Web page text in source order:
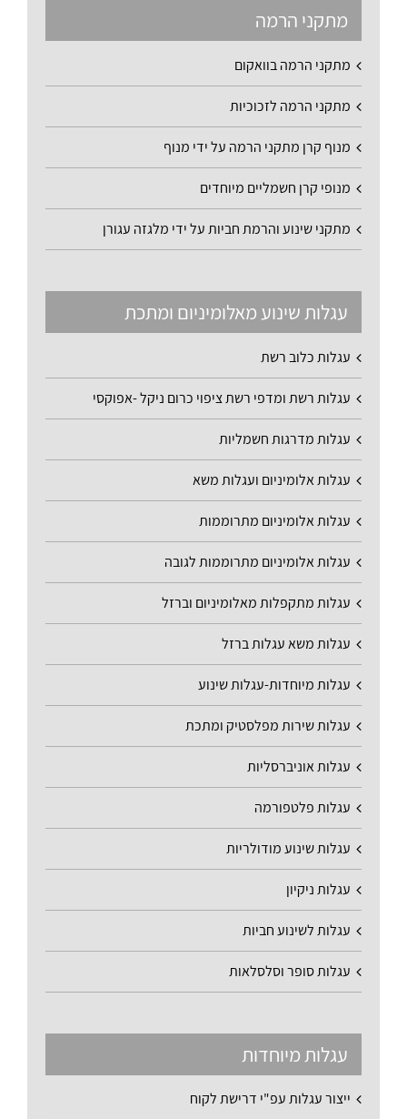
מתקני הרמה
מתקני הרמה בוואקום
מתקני הרמה לזכוכיות
מנוף קרן מתקני הרמה על ידי מנוף
מנופי קרן חשמליים מיוחדים
מתקני שינוע והרמת חביות על ידי מלגזה עגורן
עגלות שינוע מאלומיניום ומתכת
עגלות כלוב רשת
עגלות רשת ומדפי רשת ציפוי כרום ניקל -אפוקסי
עגלות מדרגות חשמליות
עגלות אלומיניום ועגלות משא
עגלות אלומיניום מתרוממות
עגלות אלומיניום מתרוממות לגובה
עגלות מתקפלות מאלומיניום וברזל
עגלות משא עגלות ברזל
עגלות מיוחדות-עגלות שינוע
עגלות שירות מפלסטיק ומתכת
עגלות אוניברסליות
עגלות פלטפורמה
עגלות שינוע מודולריות
עגלות ניקיון
עגלות לשינוע חביות
עגלות סופר וסלסלאות
עגלות מיוחדות
ייצור עגלות עפ"י דרישת לקוח